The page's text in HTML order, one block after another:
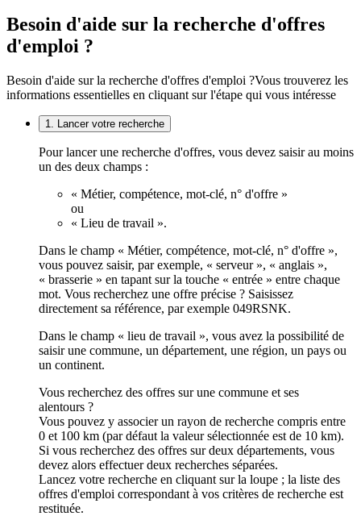
Besoin d'aide sur la recherche d'offres
d'emploi ?
Besoin d'aide sur la recherche d'offres d'emploi ?Vous trouverez les
informations essentielles en cliquant sur l'étape qui vous intéresse
1. Lancer votre recherche
Pour lancer une recherche d'offres, vous devez saisir au moins
un des deux champs :
« Métier, compétence, mot-clé, n° d'offre »
ou
« Lieu de travail ».
Dans le champ « Métier, compétence, mot-clé, n° d'offre »,
vous pouvez saisir, par exemple, « serveur », « anglais »,
« brasserie » en tapant sur la touche « entrée » entre chaque
mot. Vous recherchez une offre précise ? Saisissez
directement sa référence, par exemple 049RSNK.
Dans le champ « lieu de travail », vous avez la possibilité de
saisir une commune, un département, une région, un pays ou
un continent.
Vous recherchez des offres sur une commune et ses
alentours ?
Vous pouvez y associer un rayon de recherche compris entre
0 et 100 km (par défaut la valeur sélectionnée est de 10 km).
Si vous recherchez des offres sur deux départements, vous
devez alors effectuer deux recherches séparées.
Lancez votre recherche en cliquant sur la loupe ; la liste des
offres d'emploi correspondant à vos critères de recherche est
restituée.